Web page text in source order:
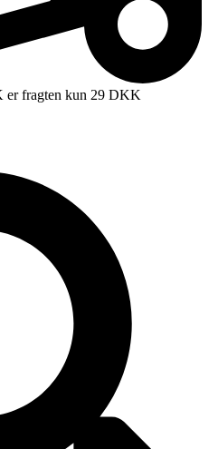
er fragten kun 29 DKK